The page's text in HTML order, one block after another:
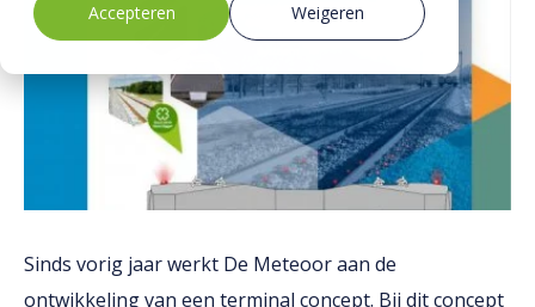
Accepteren Weigeren
Downloads
Invie nieuws
Contact
Sinds vorig jaar werkt De Meteoor aan de
ontwikkeling van een terminal concept. Bij dit concept